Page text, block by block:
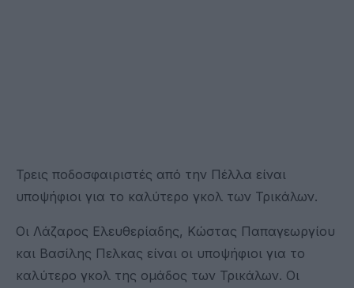
Τρεις ποδοσφαιριστές από την Πέλλα είναι
υποψήφιοι για το καλύτερο γκολ των Τρικάλων.
Οι Λάζαρος Ελευθερίαδης, Κώστας Παπαγεωργίου
και Βασίλης Πελκας είναι οι υποψήφιοι για το
καλύτερο γκολ της ομάδος των Τρικάλων. Οι